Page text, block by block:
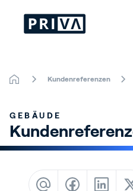
Indoor
Kundenreferenzen
GEBÄUDE